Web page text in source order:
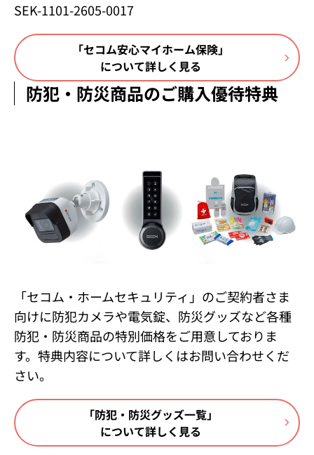
SEK-1101-2605-0017
「セコム安心マイホーム保険」
について詳しく見る
防犯・防災商品のご購入優待特典
「セコム・ホームセキュリティ」のご契約者さま
向けに防犯カメラや電気錠、防災グッズなど各種
防犯・防災商品の特別価格をご用意しておりま
す。特典内容について詳しくはお問い合わせくだ
さい。
「防犯・防災グッズ一覧」
について詳しく見る